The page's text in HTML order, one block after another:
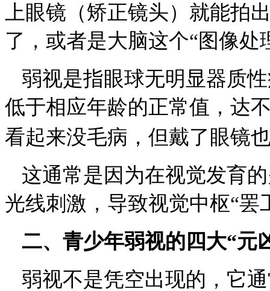
上眼镜（矫正镜头）就能拍
了，或者是大脑这个“图像处
弱视是指眼球无明显器质
低于相应年龄的正常值，达
看起来没毛病，但戴了眼镜
这通常是因为在视觉发育
光线刺激，导致视觉中枢“罢
二、 青少年弱视的四大“元
弱视不是凭空出现的，它